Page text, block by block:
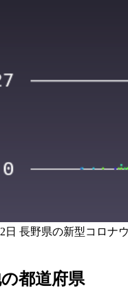
日 長野県の新型コロナ
都道府県